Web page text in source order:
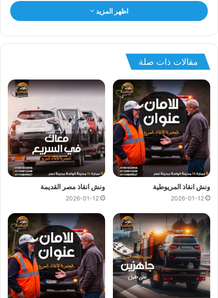
ونش سيارات الخصوص
انقاذ السيارات بالخصوص
ونش انقاذ الخصوص
ونش الخصوص
ونش انقاذ الخصوص
ونش انقاذ الخصوصاسرع و ارخص ونش انقاذفي الخصوص بخصم
50% لأننا
ارخص ونش انقاذفي الخصوص ونتميز باننااسرع ونش
انقاذفي الخصوص و سعر ونش انقاذثابت لدينا ولن يتم مطالبتك
بأي رسوم إضافية أو إكرامية لاناسعار ونش انقاذ سياراتلدينا
تعتبر رمزية لأننا نمتلك ونش انقاذ قريب
ونقدم خدماتنا بارخص سعر
اقرب ونش انقاذفي الخصوص ،فريق المساعدة على اتم الاستعداد
وجاهز دائما لمساعدتك في اي وقت خلال النهار او الليل لمساعدتك
تشمل خدمات الانقاذ السريع للسيارات في الخصوص علي ما يلي:
انقاذالسيارات
نقل السيارات
اظهر المزيد
مقالات ذات صلة
ونش انقاذ المريوطية
2026-01-12
ونش انقاذ مصر القديمة
2026-01-12